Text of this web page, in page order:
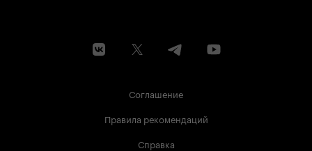
Соглашение
Правила рекомендаций
Справка